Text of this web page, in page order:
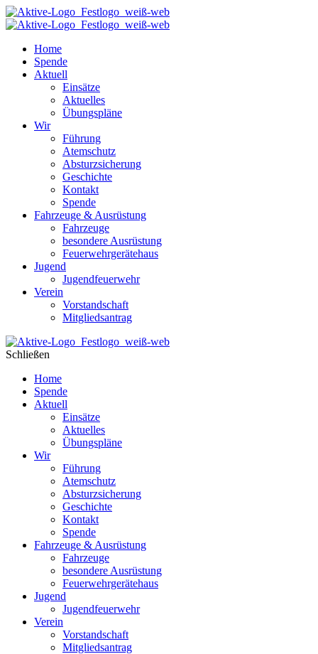
Home
Spende
Aktuell
Einsätze
Aktuelles
Übungspläne
Wir
Führung
Atemschutz
Absturzsicherung
Geschichte
Kontakt
Spende
Fahrzeuge & Ausrüstung
Fahrzeuge
besondere Ausrüstung
Feuerwehrgerätehaus
Jugend
Jugendfeuerwehr
Verein
Vorstandschaft
Mitgliedsantrag
Schließen
Home
Spende
Aktuell
Einsätze
Aktuelles
Übungspläne
Wir
Führung
Atemschutz
Absturzsicherung
Geschichte
Kontakt
Spende
Fahrzeuge & Ausrüstung
Fahrzeuge
besondere Ausrüstung
Feuerwehrgerätehaus
Jugend
Jugendfeuerwehr
Verein
Vorstandschaft
Mitgliedsantrag